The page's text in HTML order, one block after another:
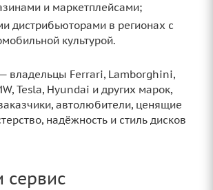
и маркетплейсами;
дистрибьюторами в регионах с
культурой.
владельцы Ferrari, Lamborghini,
Tesla, Hyundai и других марок,
автолюбители, ценящие
надёжность и стиль дисков
сервис